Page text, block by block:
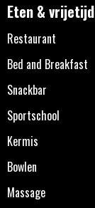
Eten & vrijetijd
Restaurant
Bed and Breakfast
Snackbar
Sportschool
Kermis
Bowlen
Massage